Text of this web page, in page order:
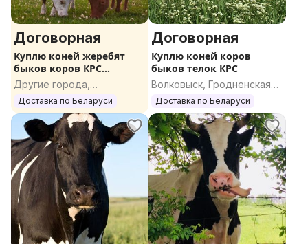
Договорная
Куплю коней жеребят
быков коров КРС
ДОРОГО
Другие города,
Гомельская область
Доставка по Беларуси
Договорная
Куплю коней коров
быков телок КРС
Волковыск, Гродненская
область
Доставка по Беларуси